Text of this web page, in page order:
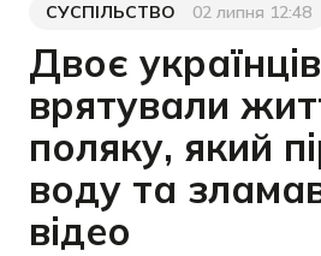
Категорія
СУСПІЛЬСТВО
Дата публікації02 липня 12:48
Двоє українців
врятували
поляку, який
воду та
відео